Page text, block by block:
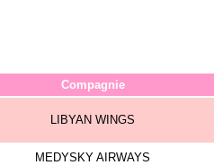
Compagnie
LIBYAN WINGS
MEDYSKY AIRWAYS